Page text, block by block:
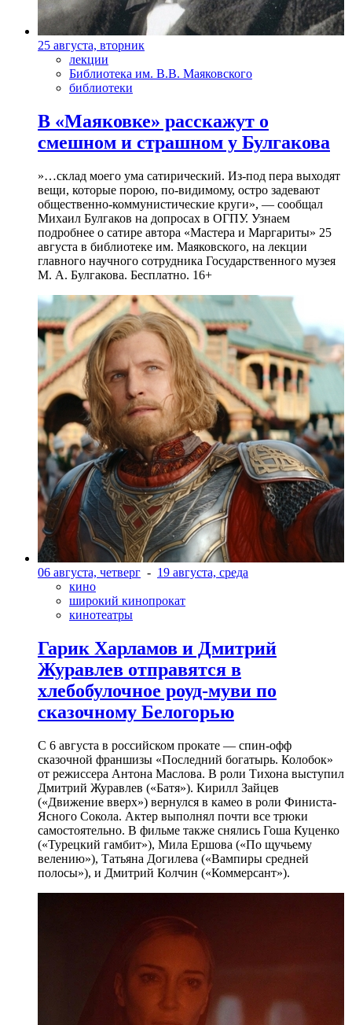
25 августа, вторник
лекции
Библиотека им. В.В. Маяковского
библиотеки
В «Маяковке» расскажут о
смешном и страшном у Булгакова
»…склад моего ума сатирический. Из-под пера выходят
вещи, которые порою, по-видимому, остро задевают
общественно-коммунистические круги», — сообщал
Михаил Булгаков на допросах в ОГПУ. Узнаем
подробнее о сатире автора «Мастера и Маргариты» 25
августа в библиотеке им. Маяковского, на лекции
главного научного сотрудника Государственного музея
М. А. Булгакова. Бесплатно. 16+
06 августа, четверг - 19 августа, среда
кино
широкий кинопрокат
кинотеатры
Гарик Харламов и Дмитрий
Журавлев отправятся в
хлебобулочное роуд-муви по
сказочному Белогорью
С 6 августа в российском прокате — спин-офф
сказочной франшизы «Последний богатырь. Колобок»
от режиссера Антона Маслова. В роли Тихона выступил
Дмитрий Журавлев («Батя»). Кирилл Зайцев
(«Движение вверх») вернулся в камео в роли Финиста-
Ясного Сокола. Актер выполнял почти все трюки
самостоятельно. В фильме также снялись Гоша Куценко
(«Турецкий гамбит»), Мила Ершова («По щучьему
велению»), Татьяна Догилева («Вампиры средней
полосы»), и Дмитрий Колчин («Коммерсант»).